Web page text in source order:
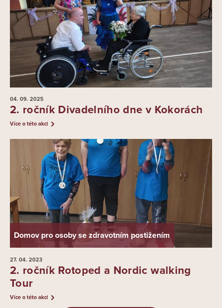
04. 09. 2025
2. ročník Divadelního dne v Kokorách
Více o této akci
Domov pro osoby se zdravotním postižením
27. 04. 2023
2. ročník Rotoped a Nordic walking
Tour
Více o této akci